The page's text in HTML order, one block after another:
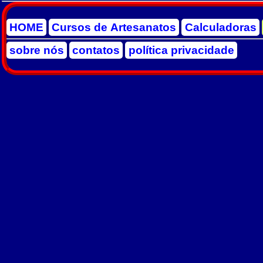
HOME Cursos de Artesanatos Calculadoras
sobre nós
contatos política privacidade